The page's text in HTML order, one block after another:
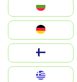
Switzerland
Deutschland
United Kingdom
Magyarország